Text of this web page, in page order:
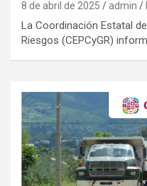
8 de abril de 2025 admin
La Coordinación Estatal
Riesgos (CEPCyGR)